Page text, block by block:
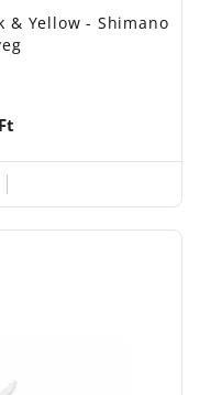
& Yellow - Shimano